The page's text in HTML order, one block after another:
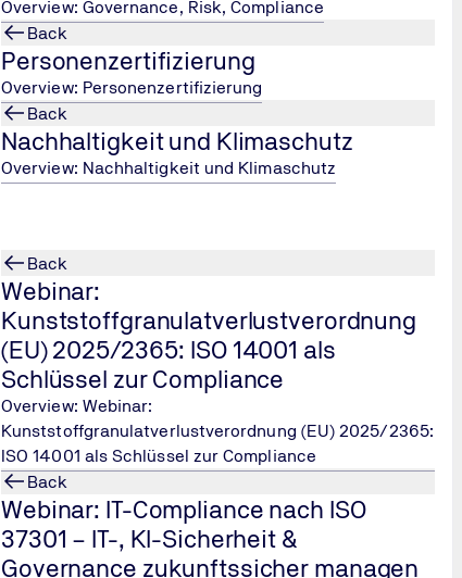
Overview: Governance, Risk, Compliance
Back
Personenzertifizierung
Overview: Personenzertifizierung
Back
Nachhaltigkeit und Klimaschutz
Overview: Nachhaltigkeit und Klimaschutz
Back
Webinar:
Kunststoffgranulatverlustverordnung
(EU) 2025/2365: ISO 14001 als
Schlüssel zur Compliance
Overview: Webinar:
Kunststoffgranulatverlustverordnung (EU) 2025/2365:
ISO 14001 als Schlüssel zur Compliance
Back
Webinar: IT-Compliance nach ISO
37301 – IT-, KI-Sicherheit &
Governance zukunftssicher managen
Anfrage absenden